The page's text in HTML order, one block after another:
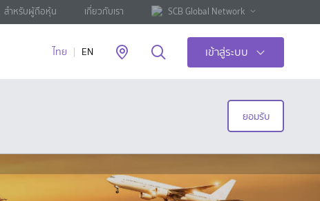
สำหรับผู้ถือหุ้น เกี่ยวกับเรา SCB Global Network
ไทย EN เข้าสู่ระบบ
ยอมรับ